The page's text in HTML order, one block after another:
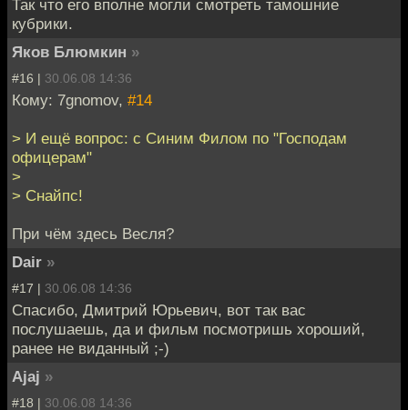
Так что его вполне могли смотреть тамошние
кубрики.
Яков Блюмкин »
#16 | 30.06.08 14:36
Кому: 7gnomov, #14
> И ещё вопрос: с Синим Филом по "Господам
офицерам"
>
> Снайпс!
При чём здесь Весля?
Dair »
#17 | 30.06.08 14:36
Спасибо, Дмитрий Юрьевич, вот так вас
послушаешь, да и фильм посмотришь хороший,
ранее не виданный ;-)
Ajaj »
#18 | 30.06.08 14:36